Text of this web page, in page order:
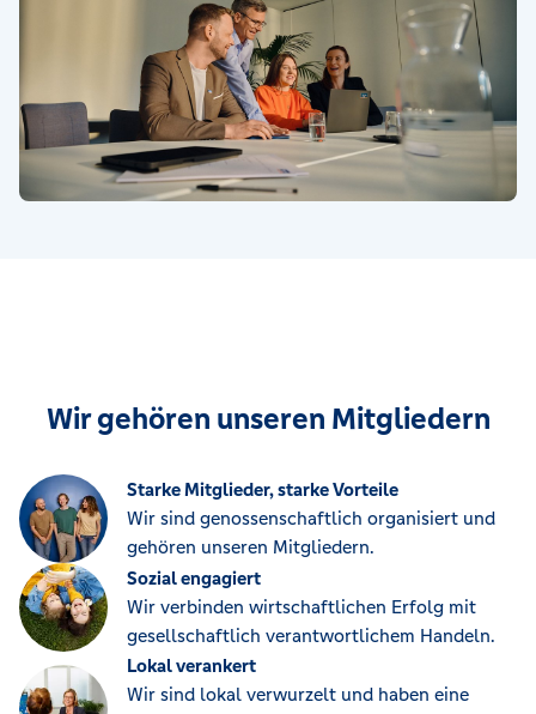
Wir gehören unseren Mitgliedern
Starke Mitglieder, starke Vorteile
Wir sind genossenschaftlich organisiert und
gehören unseren Mitgliedern.
Sozial engagiert
Wir verbinden wirtschaftlichen Erfolg mit
gesellschaftlich verantwortlichem Handeln.
Lokal verankert
Wir sind lokal verwurzelt und haben eine